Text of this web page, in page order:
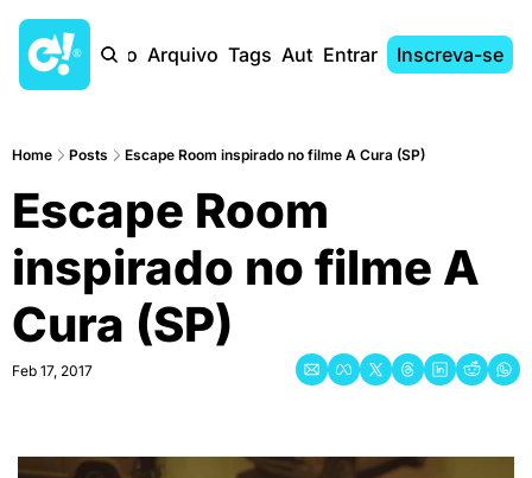
Início Arquivo Tags AutoresEntrar Inscreva-se
Home Posts Escape Room inspirado no filme A Cura (SP)
Escape Room
inspirado no filme A
Cura (SP)
Feb 17, 2017